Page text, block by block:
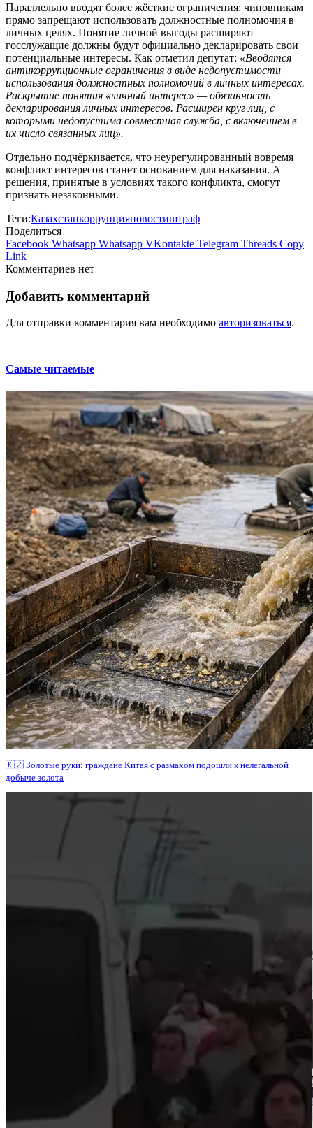
Параллельно вводят более жёсткие ограничения: чиновникам
прямо запрещают использовать должностные полномочия в
личных целях. Понятие личной выгоды расширяют —
госслужащие должны будут официально декларировать свои
потенциальные интересы. Как отметил депутат: «Вводятся
антикоррупционные ограничения в виде недопустимости
использования должностных полномочий в личных интересах.
Раскрытие понятия «личный интерес» — обязанность
декларирования личных интересов. Расширен круг лиц, с
которыми недопустима совместная служба, с включением в
их число связанных лиц».
Отдельно подчёркивается, что неурегулированный вовремя
конфликт интересов станет основанием для наказания. А
решения, принятые в условиях такого конфликта, смогут
признать незаконными.
Теги:Казахстанкоррупцияновостиштраф
Поделиться
Facebook Whatsapp Whatsapp VKontakte Telegram Threads Copy
Link
Комментариев нет
Добавить комментарий
Для отправки комментария вам необходимо авторизоваться.
Самые читаемые
🇰🇿 Золотые руки: граждане Китая с размахом подошли к нелегальной
добыче золота